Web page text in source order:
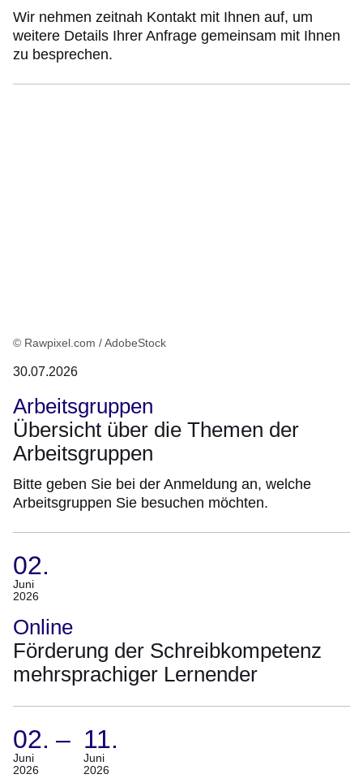
Wir nehmen zeitnah Kontakt mit Ihnen auf, um
weitere Details Ihrer Anfrage gemeinsam mit Ihnen
zu besprechen.
© Rawpixel.com / AdobeStock
30.07.2026
Arbeitsgruppen
Übersicht über die Themen der
Arbeitsgruppen
Bitte geben Sie bei der Anmeldung an, welche
Arbeitsgruppen Sie besuchen möchten.
02.
Juni
2026
(Termin:
02.
Juni
2026)
Online
Förderung der Schreibkompetenz
mehrsprachiger Lernender
02.
Juni
2026
– 11.
Juni
2026
(Termin:
02.